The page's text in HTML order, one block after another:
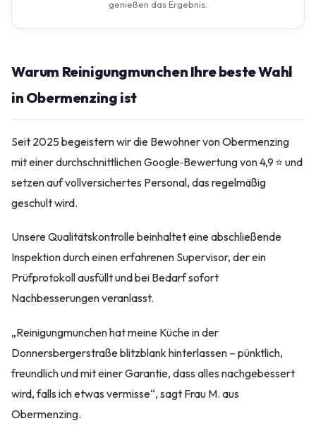
genießen das Ergebnis.
Warum Reinigungmunchen Ihre beste Wahl
in Obermenzing ist
Seit 2025 begeistern wir die Bewohner von Obermenzing
mit einer durchschnittlichen Google‑Bewertung von 4,9 ⭐ und
setzen auf vollversichertes Personal, das regelmäßig
geschult wird.
Unsere Qualitätskontrolle beinhaltet eine abschließende
Inspektion durch einen erfahrenen Supervisor, der ein
Prüfprotokoll ausfüllt und bei Bedarf sofort
Nachbesserungen veranlasst.
„Reinigungmunchen hat meine Küche in der
Donnersbergerstraße blitzblank hinterlassen – pünktlich,
freundlich und mit einer Garantie, dass alles nachgebessert
wird, falls ich etwas vermisse“, sagt Frau M. aus
Obermenzing.